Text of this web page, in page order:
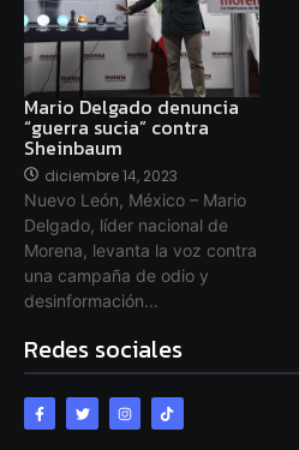
Mario Delgado denuncia
“guerra sucia” contra
Sheinbaum
diciembre 14, 2023
Nuevo León, México – Mario
Delgado, líder nacional de
Morena, levanta la voz contra
una campaña de odio y
desinformación...
Redes sociales